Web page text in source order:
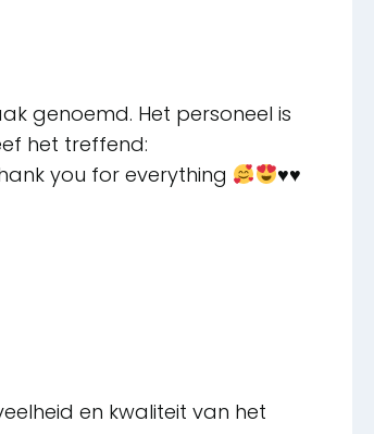
genoemd. Het personeel is
het treffend:
you for everything
♥️♥️
en kwaliteit van het